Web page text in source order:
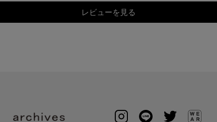
レビューを見る